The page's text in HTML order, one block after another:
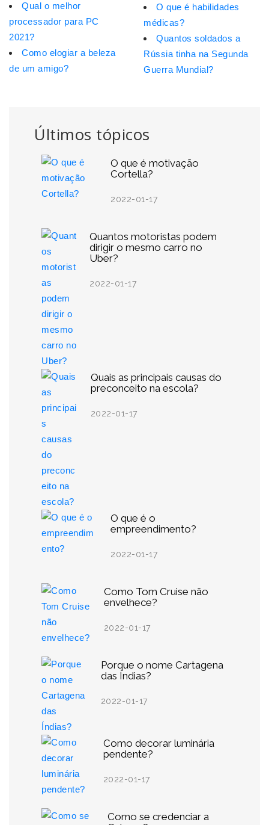
Últimos tópicos
O que é motivação
Cortella?
2022-01-17
Quantos motoristas podem
dirigir o mesmo carro no
Uber?
2022-01-17
Quais as principais causas do
preconceito na escola?
2022-01-17
O que é o
empreendimento?
2022-01-17
Como Tom Cruise não
envelhece?
2022-01-17
Porque o nome Cartagena
das Índias?
2022-01-17
Como decorar luminária
pendente?
2022-01-17
Como se credenciar a
Qual o melhor
processador para PC
2021?
Como elogiar a beleza
de um amigo?
O que é habilidades
médicas?
Quantos soldados a
Rússia tinha na Segunda
Guerra Mundial?